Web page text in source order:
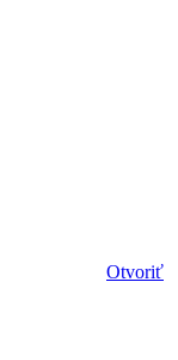
Otvoriť